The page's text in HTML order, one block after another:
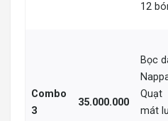
12
Combo
3
35.000.000
Bọc
Quạt
mát